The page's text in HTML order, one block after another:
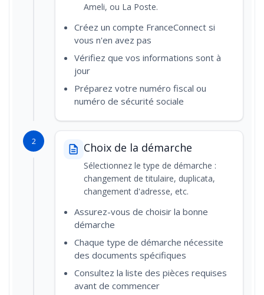
Ameli, ou La Poste.
Créez un compte FranceConnect si
vous n'en avez pas
Vérifiez que vos informations sont à
jour
Préparez votre numéro fiscal ou
numéro de sécurité sociale
2 Choix de la démarche
Sélectionnez le type de démarche :
changement de titulaire, duplicata,
changement d'adresse, etc.
Assurez-vous de choisir la bonne
démarche
Chaque type de démarche nécessite
des documents spécifiques
Consultez la liste des pièces requises
avant de commencer